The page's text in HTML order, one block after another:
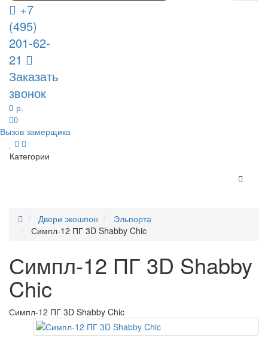
+7
(495)
201-62-
21
Заказать
звонок
0 р.
0
Вызов замерщика
Категории
Двери экошпон
Эльпорта
Симпл-12 ПГ 3D Shabby Chic
Симпл-12 ПГ 3D Shabby
Chic
Симпл-12 ПГ 3D Shabby Chic